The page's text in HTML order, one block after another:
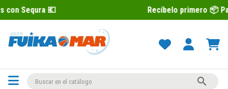
💶 Recíbelo primero 📦 Paga
